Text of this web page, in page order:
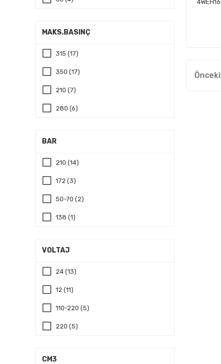
MAKS.BASINÇ
315 (17)
350 (17)
210 (7)
280 (6)
BAR
210 (14)
172 (3)
50-70 (2)
138 (1)
VOLTAJ
24 (13)
12 (11)
110-220 (5)
220 (5)
CM3